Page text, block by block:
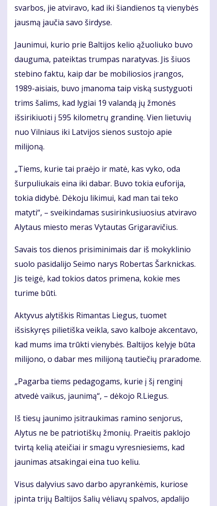
svarbos, jie atviravo, kad iki šiandienos tą vienybės
jausmą jaučia savo širdyse.
Jaunimui, kurio prie Baltijos kelio ąžuoliuko buvo
dauguma, pateiktas trumpas naratyvas. Jis šiuos
stebino faktu, kaip dar be mobiliosios įrangos,
1989-aisiais, buvo įmanoma taip viską sustyguoti
trims šalims, kad lygiai 19 valandą jų žmonės
išsirikiuoti į 595 kilometrų grandinę. Vien lietuvių
nuo Vilniaus iki Latvijos sienos sustojo apie
milijoną.
„Tiems, kurie tai praėjo ir matė, kas vyko, oda
šurpuliukais eina iki dabar. Buvo tokia euforija,
tokia didybė. Dėkoju likimui, kad man tai teko
matyti“, – sveikindamas susirinkusiuosius atviravo
Alytaus miesto meras Vytautas Grigaravičius.
Savais tos dienos prisiminimais dar iš mokyklinio
suolo pasidalijo Seimo narys Robertas Šarknickas.
Jis teigė, kad tokios datos primena, kokie mes
turime būti.
Aktyvus alytiškis Rimantas Liegus, tuomet
išsiskyręs pilietiška veikla, savo kalboje akcentavo,
kad mums ima trūkti vienybės. Baltijos kelyje būta
milijono, o dabar mes milijoną tautiečių praradome.
„Pagarba tiems pedagogams, kurie į šį renginį
atvedė vaikus, jaunimą“, – dėkojo R.Liegus.
Iš tiesų jaunimo įsitraukimas ramino senjorus,
Alytus ne be patriotiškų žmonių. Praeitis paklojo
tvirtą kelią ateičiai ir smagu vyresniesiems, kad
jaunimas atsakingai eina tuo keliu.
Visus dalyvius savo darbo apyrankėmis, kuriose
įpinta trijų Baltijos šalių vėliavų spalvos, apdalijo